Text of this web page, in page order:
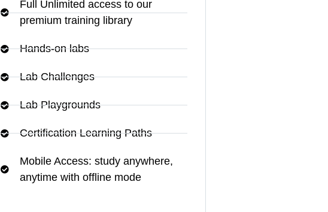
Full Unlimited access to our
premium training library
Hands-on labs
Lab Challenges
Lab Playgrounds
Certification Learning Paths
Mobile Access: study anywhere,
anytime with offline mode